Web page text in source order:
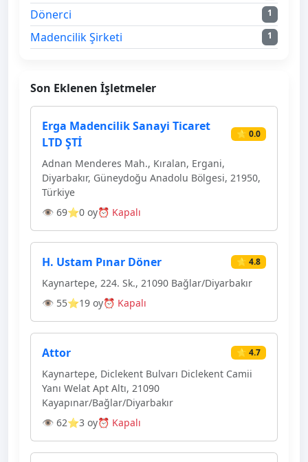
Dönerci 1
Madencilik Şirketi 1
Son Eklenen İşletmeler
Erga Madencilik Sanayi Ticaret
LTD ŞTİ
⭐ 0.0
Adnan Menderes Mah., Kıralan, Ergani,
Diyarbakır, Güneydoğu Anadolu Bölgesi, 21950,
Türkiye
👁 69⭐0 oy⏰ Kapalı
H. Ustam Pınar Döner ⭐ 4.8
Kaynartepe, 224. Sk., 21090 Bağlar/Diyarbakır
👁 55⭐19 oy⏰ Kapalı
Attor ⭐ 4.7
Kaynartepe, Diclekent Bulvarı Diclekent Camii
Yanı Welat Apt Altı, 21090
Kayapınar/Bağlar/Diyarbakır
👁 62⭐3 oy⏰ Kapalı